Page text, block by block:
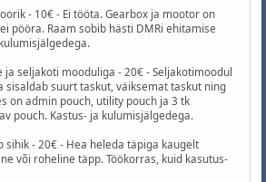
- 10€ - Ei tööta. Gearbox ja mootor on
pööra. Raam sobib hästi DMRi ehitamise
ja seljakoti mooduliga - 20€ - Seljakotimoodul
sisaldab suurt taskut, väiksemat taskut ning
on admin pouch, utility pouch ja 3 tk
pouch. Kastus- ja kulumisjälgedega.
sihik - 20€ - Hea heleda täpiga kaugelt
või roheline täpp. Töökorras, kuid kasutus-